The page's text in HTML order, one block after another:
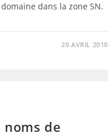
dans la zone SN.
20 AVRIL 2010
de